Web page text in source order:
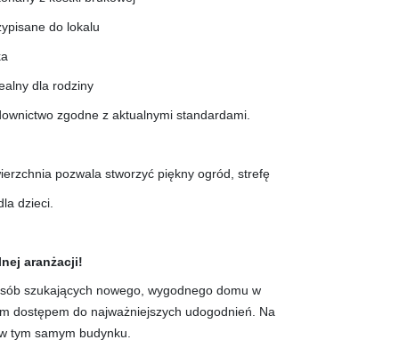
do lokalu
dla rodziny
zgodne z aktualnymi standardami.
pozwala stworzyć piękny ogród, strefę
dzieci.
aranżacji!
szukających nowego, wygodnego domu w
dostępem do najważniejszych udogodnień. Na
tym samym budynku.